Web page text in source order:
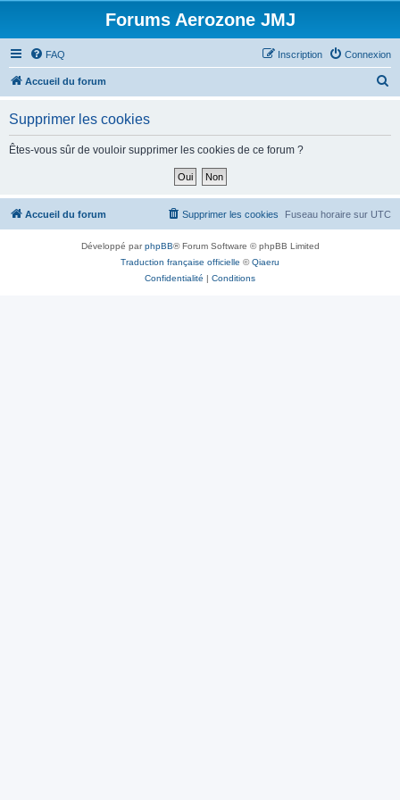
Forums Aerozone JMJ
FAQ Connexion
Inscription
Accueil du forum
h
Supprimer les cookies
Êtes-vous sûr de vouloir supprimer les cookies de ce forum ?
Accueil du forum Fuseau horaire sur UTC
Supprimer les cookies
Développé parphpBB® Forum Software © phpBB Limited
Traduction française officielle ©Qiaeru
Confidentialité | Conditions